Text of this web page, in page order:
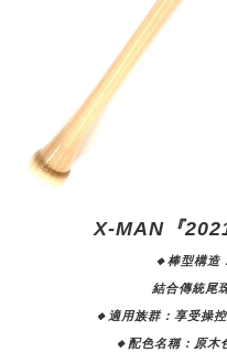
X-MAN『
🔸棒型構造
結合傳統尾
🔸適用族群： 享受操
🔸配色名稱：原木